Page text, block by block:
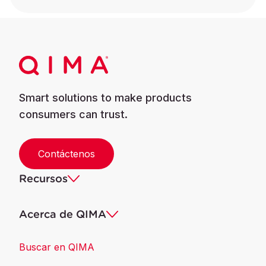
Smart solutions to make products
consumers can trust.
Contáctenos
Recursos
Acerca de QIMA
Buscar en QIMA